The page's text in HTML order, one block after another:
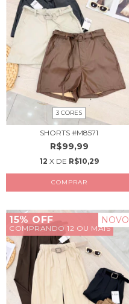
3 CORES
SHORTS #M8571
R$99,99
12 X DE R$10,29
COMPRAR
15% OFF
COMPRANDO 12 OU MAIS
NOVO